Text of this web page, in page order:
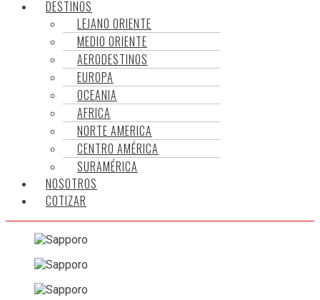
DESTINOS
LEJANO ORIENTE
MEDIO ORIENTE
AERODESTINOS
EUROPA
OCEANIA
AFRICA
NORTE AMERICA
CENTRO AMÉRICA
SURAMÉRICA
NOSOTROS
COTIZAR